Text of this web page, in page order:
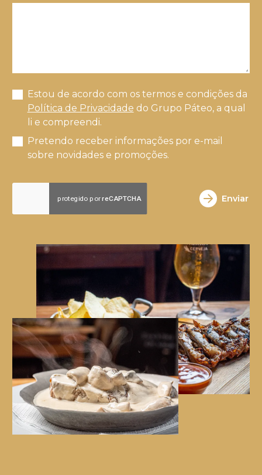
Estou de acordo com os termos e condições da
Política de Privacidade do Grupo Páteo, a qual
li e compreendi.
Pretendo receber informações por e-mail
sobre novidades e promoções.
Enviar